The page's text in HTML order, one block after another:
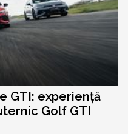
GTI: experiență
Golf GTI